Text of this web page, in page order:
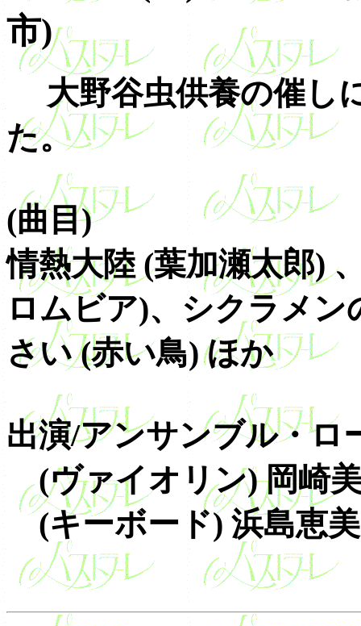
市)
大野谷虫供養の催し
た。
(曲目)
情熱大陸 (葉加瀬太郎)
ロムビア)、シクラメ
さい (赤い鳥) ほか
出演/アンサンブル・ロ
(ヴァイオリン) 岡崎
(キーボード) 浜島恵